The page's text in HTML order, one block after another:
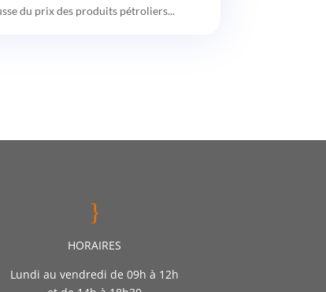
du prix des produits pétroliers...
}
HORAIRES
Lundi au vendredi de 09h à 12h